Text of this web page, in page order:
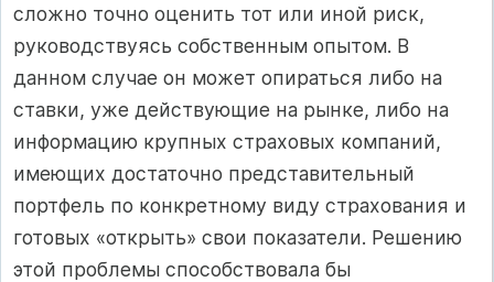
сложно точно оценить тот или иной риск,
руководствуясь собственным опытом. В
данном случае он может опираться либо на
ставки, уже действующие на рынке, либо на
информацию крупных страховых компаний,
имеющих достаточно представительный
портфель по конкретному виду страхования и
готовых «открыть» свои показатели. Решению
этой проблемы способствовала бы